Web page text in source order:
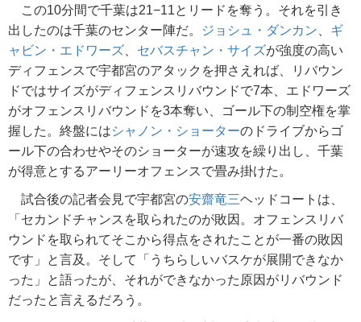
この10分間で千葉は21−11とリードを奪う。それを引き
出したのは千葉のセンター陣だ。
ジョシュ・ダンカン
ギ
ャビン・エドワーズ
セバスチャン・サイズが強度の高い
ディフェンスで宇都宮のアタックを押さえれば、リバウン
ドではサイズがディフェンスリバウンドで7本、エドワーズ
がオフェンスリバウンドを3本奪い、ゴール下の制空権を掌
握した。終盤にはシャノン・ショーターのドライブからゴ
ール下の合わせやそのショーターが速攻を繰り出し、千葉
が得意とするアーリーオフェンスで畳み掛けた。
試合後の記者会見で宇都宮の安齋竜三ヘッドコートは、
「セカンドチャンスを取られたのが敗因。オフェンスリバ
ウンドを取られてそこから得点をされたことが一番の敗因
です」と言及。そして「うちらしいバスケが展開できなか
った」と語ったが、それができなかった原因がリバウンド
だったと言えるだろう。